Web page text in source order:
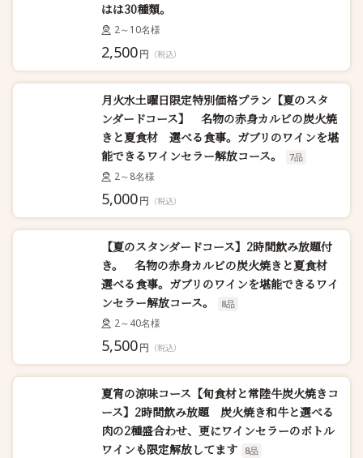
はは30種類。
2～10名様
2,500円 （税込）
月火水土曜日限定特別価格プラン【夏のスタ
ンダードコース】 名物の赤身カルビの炭火焼
きと夏食材 選べる食事。ガブリのワインを堪
能できるワインセラー解放コース。
7品
2～8名様
5,000円 （税込）
【夏のスタンダードコース】2時間飲み放題付
き。 名物の赤身カルビの炭火焼きと夏食材
選べる食事。ガブリのワインを堪能できるワイ
ンセラー解放コース。
8品
2～40名様
5,500円 （税込）
夏宵の涼味コース【旬食材と常陸牛炭火焼きコ
ース】2時間飲み放題 炭火焼き和牛と選べる
肉の2種盛合わせ、更にワインセラーのボトル
ワインも限定解放してます
8品